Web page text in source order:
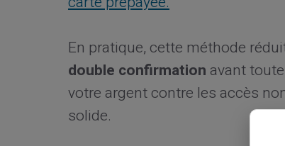
En pratique, cette méthode
double confirmation avant
votre argent contre les accès
solide.